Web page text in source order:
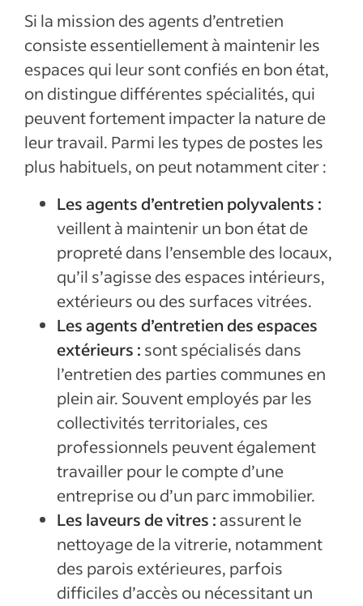
Si la mission des agents d’entretien
consiste essentiellement à maintenir les
espaces qui leur sont confiés en bon état,
on distingue différentes spécialités, qui
peuvent fortement impacter la nature de
leur travail. Parmi les types de postes les
plus habituels, on peut notamment citer :
Les agents d’entretien polyvalents :
veillent à maintenir un bon état de
propreté dans l’ensemble des locaux,
qu’il s’agisse des espaces intérieurs,
extérieurs ou des surfaces vitrées.
Les agents d’entretien des espaces
extérieurs : sont spécialisés dans
l’entretien des parties communes en
plein air. Souvent employés par les
collectivités territoriales, ces
professionnels peuvent également
travailler pour le compte d’une
entreprise ou d’un parc immobilier.
Les laveurs de vitres : assurent le
nettoyage de la vitrerie, notamment
des parois extérieures, parfois
difficiles d’accès ou nécessitant un